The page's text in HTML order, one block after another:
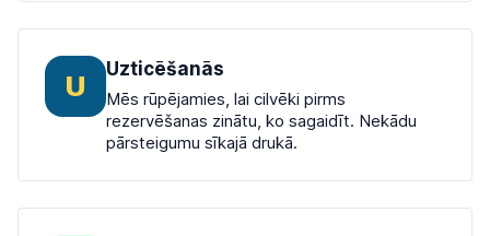
U Uzticēšanās
Mēs rūpējamies, lai cilvēki pirms
rezervēšanas zinātu, ko sagaidīt. Nekādu
pārsteigumu sīkajā drukā.